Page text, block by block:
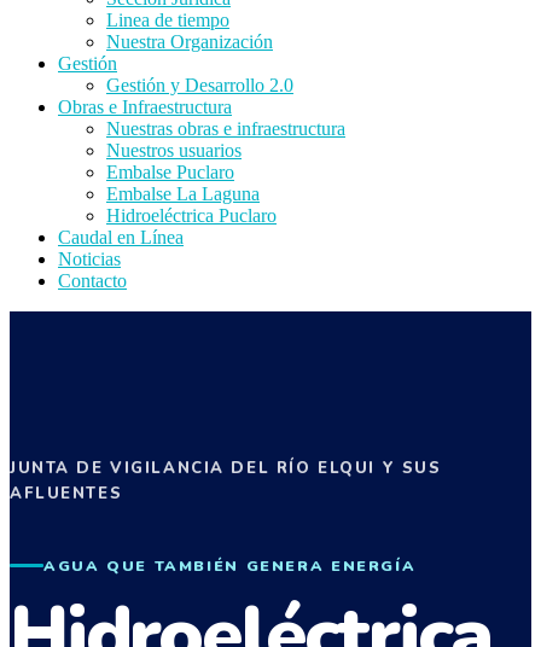
Linea de tiempo
Nuestra Organización
Gestión
Gestión y Desarrollo 2.0
Obras e Infraestructura
Nuestras obras e infraestructura
Nuestros usuarios
Embalse Puclaro
Embalse La Laguna
Hidroeléctrica Puclaro
Caudal en Línea
Noticias
Contacto
JUNTA DE VIGILANCIA DEL RÍO ELQUI Y SUS
AFLUENTES
AGUA QUE TAMBIÉN GENERA ENERGÍA